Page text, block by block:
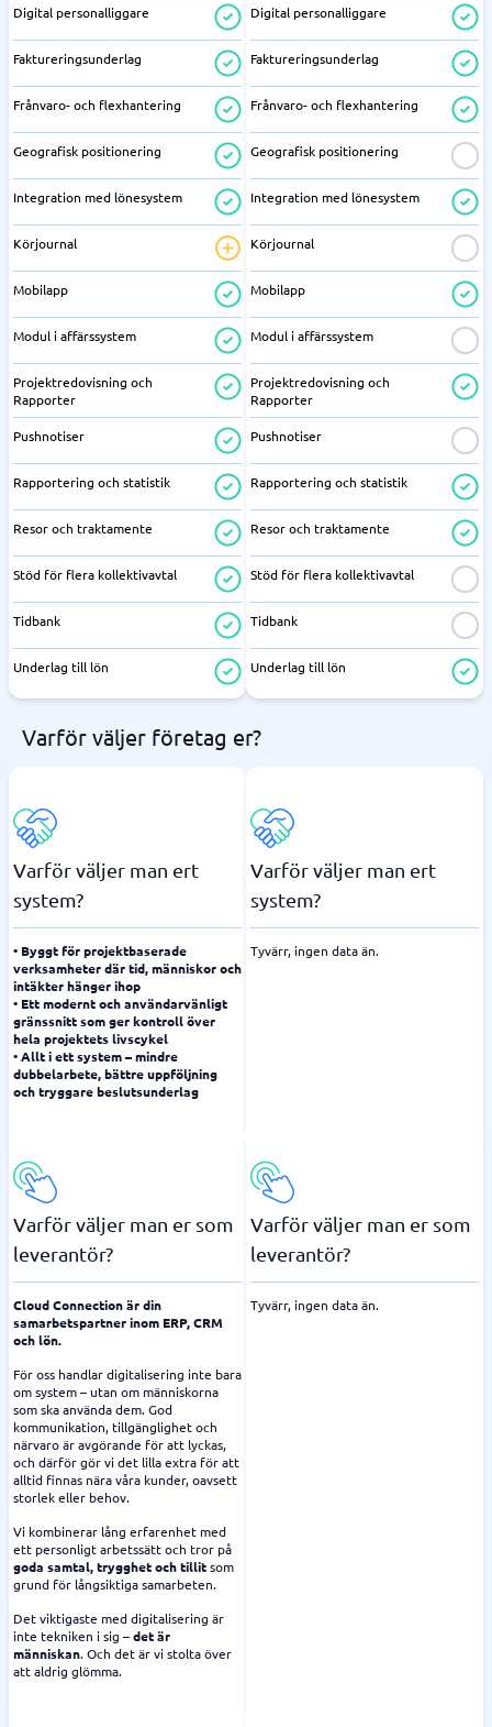
Digital personalliggare
Faktureringsunderlag
Frånvaro- och flexhantering
Geografisk positionering
Integration med lönesystem
Körjournal
Mobilapp
Modul i affärssystem
Projektredovisning och
Rapporter
Pushnotiser
Rapportering och statistik
Resor och traktamente
Stöd för flera kollektivavtal
Tidbank
Underlag till lön
Digital personalliggare
Faktureringsunderlag
Frånvaro- och flexhantering
Geografisk positionering
Integration med lönesystem
Körjournal
Mobilapp
Modul i affärssystem
Projektredovisning och
Rapporter
Pushnotiser
Rapportering och statistik
Resor och traktamente
Stöd för flera kollektivavtal
Tidbank
Underlag till lön
Varför väljer företag er?
Varför väljer man ert
system?
• Byggt för projektbaserade
verksamheter där tid, människor och
intäkter hänger ihop
• Ett modernt och användarvänligt
gränssnitt som ger kontroll över
hela projektets livscykel
• Allt i ett system – mindre
dubbelarbete, bättre uppföljning
och tryggare beslutsunderlag
Varför väljer man ert
system?
Tyvärr, ingen data än.
Varför väljer man er som
leverantör?
Cloud Connection är din
samarbetspartner inom ERP, CRM
och lön.
För oss handlar digitalisering inte bara
om system – utan om människorna
som ska använda dem. God
kommunikation, tillgänglighet och
närvaro är avgörande för att lyckas,
och därför gör vi det lilla extra för att
alltid finnas nära våra kunder, oavsett
storlek eller behov.
Vi kombinerar lång erfarenhet med
ett personligt arbetssätt och tror på
goda samtal, trygghet och tillitsom
grund för långsiktiga samarbeten.
Det viktigaste med digitalisering är
inte tekniken i sig –det är
människan. Och det är vi stolta över
att aldrig glömma.
Varför väljer man er som
leverantör?
Tyvärr, ingen data än.